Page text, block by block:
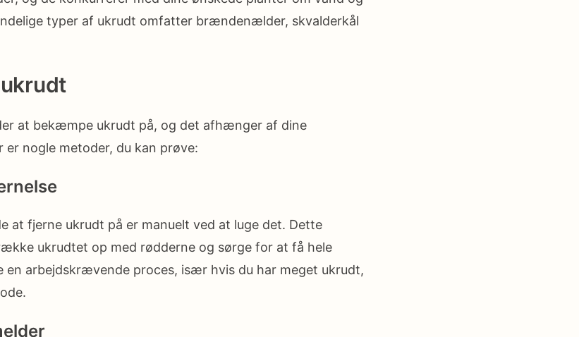
typer af ukrudt omfatter brændenælder, skvalderkål
at bekæmpe ukrudt på, og det afhænger af dine
nogle metoder, du kan prøve:
at fjerne ukrudt på er manuelt ved at luge det. Dette
ukrudtet op med rødderne og sørge for at få hele
en arbejdskrævende proces, især hvis du har meget ukrudt,